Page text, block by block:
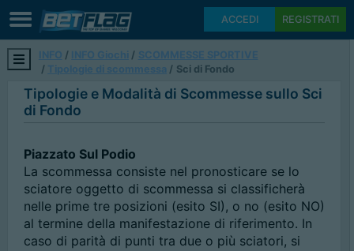
ACCEDI REGISTRATI
INFO INFO Giochi
SCOMMESSE SPORTIVE
Tipologie di scommessa
Sci di Fondo
Tipologie e Modalità di Scommesse sullo Sci
di Fondo
Piazzato Sul Podio
La scommessa consiste nel pronosticare se lo
sciatore oggetto di scommessa si classificherà
nelle prime tre posizioni (esito SI), o no (esito NO)
al termine della manifestazione di riferimento. In
caso di parità di punti tra due o più sciatori, si